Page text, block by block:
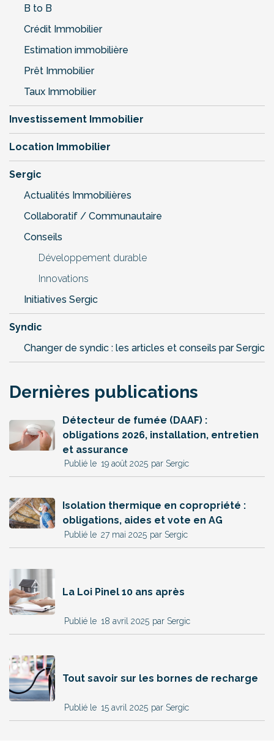
B to B
Crédit Immobilier
Estimation immobilière
Prêt Immobilier
Taux Immobilier
Investissement Immobilier
Location Immobilier
Sergic
Actualités Immobilières
Collaboratif / Communautaire
Conseils
Développement durable
Innovations
Initiatives Sergic
Syndic
Changer de syndic : les articles et conseils par Sergic
Dernières publications
Détecteur de fumée (DAAF) :
obligations 2026, installation, entretien
et assurance
par Sergic
19 août 2025
Isolation thermique en copropriété :
obligations, aides et vote en AG
par Sergic
27 mai 2025
La Loi Pinel 10 ans après
par Sergic
18 avril 2025
Tout savoir sur les bornes de recharge
par Sergic
15 avril 2025